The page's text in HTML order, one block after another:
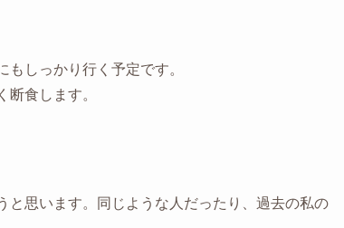
しっかり行く予定です。
食します。
思います。同じような人だったり、過去の私の